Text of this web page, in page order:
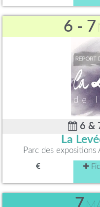
6 - 7
6 &
La
Parc des